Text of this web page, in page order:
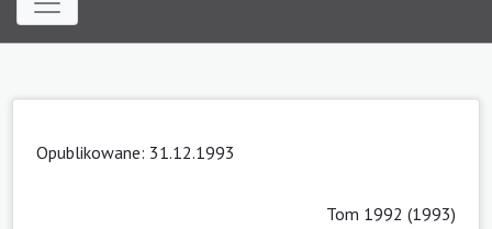
Opublikowane: 31.12.1993
Tom 1992 (1993)